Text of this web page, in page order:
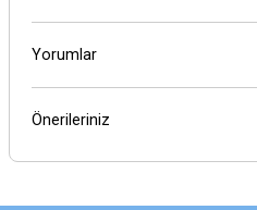
Yorumlar
Önerileriniz